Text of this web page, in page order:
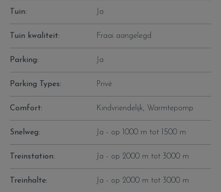
Tuin: Ja
Tuin kwaliteit: Fraai aangelegd
Parking: Ja
Parking Types: Privé
Comfort: Kindvriendelijk, Warmtepomp
Snelweg: Ja - op 1000 m tot 1500 m
Treinstation: Ja - op 2000 m tot 3000 m
Treinhalte: Ja - op 2000 m tot 3000 m